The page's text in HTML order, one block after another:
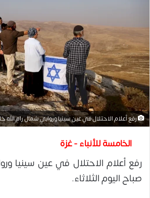
رفع أعلام الاحتلال في عين سينيا وروابي شمال رام
الخامسة للأنباء - غزة
رفع أعلام الاحتلال في عين سينيا
صباح اليوم الثلاثاء.